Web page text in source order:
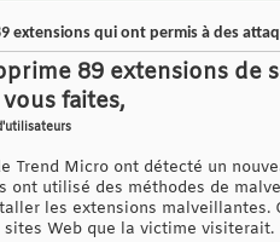
extensions qui ont permis à des
89 extensions
faites,
Trend Micro ont détecté un
ont utilisé des méthodes de
les extensions
sites Web que la victime visiterait.